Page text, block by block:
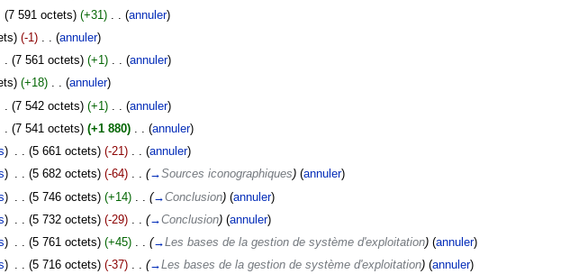
(7 591 octets) (+31)‎ (annuler)
(-1)‎ . . (annuler)
. (7 561 octets) (+1)‎ . . (annuler)
(+18)‎ . . (annuler)
(7 542 octets) (+1)‎ (annuler)
. (7 541 octets) (+1 880)‎ . . (annuler)
) . . (5 661 octets) (-21)‎ . . (annuler)
) . . (5 682 octets) (-64)‎ . . (→Sources iconographiques)(annuler)
) (5 746 octets) (+14)‎ (→Conclusion)(annuler)
) . . (5 732 octets) (-29)‎ . . (→Conclusion)(annuler)
) . . (5 761 octets) (+45)‎ . . (→Les bases de la gestion de système d'exploitation)(annuler)
) . . (5 716 octets) (-37)‎ . . (→Les bases de la gestion de système d'exploitation)(annuler)